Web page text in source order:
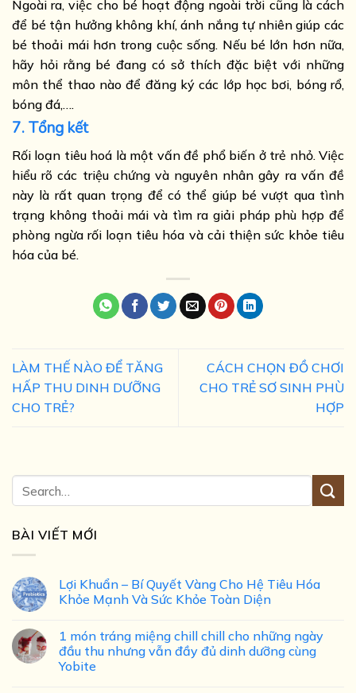
Ngoài ra, việc cho bé hoạt động ngoài trời cũng là cách
để bé tận hưởng không khí, ánh nắng tự nhiên giúp các
bé thoải mái hơn trong cuộc sống. Nếu bé lớn hơn nữa,
hãy hỏi rằng bé đang có sở thích đặc biệt với những
môn thể thao nào để đăng ký các lớp học bơi, bóng rổ,
bóng đá,….
7. Tổng kết
Rối loạn tiêu hoá là một vấn đề phổ biến ở trẻ nhỏ. Việc
hiểu rõ các triệu chứng và nguyên nhân gây ra vấn đề
này là rất quan trọng để có thể giúp bé vượt qua tình
trạng không thoải mái và tìm ra giải pháp phù hợp để
phòng ngừa rối loạn tiêu hóa và cải thiện sức khỏe tiêu
hóa của bé.
LÀM THẾ NÀO ĐỂ TĂNG
HẤP THU DINH DƯỠNG
CHO TRẺ?
CÁCH CHỌN ĐỒ CHƠI
CHO TRẺ SƠ SINH PHÙ
HỢP
BÀI VIẾT MỚI
Lợi Khuẩn – Bí Quyết Vàng Cho Hệ Tiêu Hóa
Khỏe Mạnh Và Sức Khỏe Toàn Diện
1 món tráng miệng chill chill cho những ngày
đầu thu nhưng vẫn đầy đủ dinh dưỡng cùng
Yobite